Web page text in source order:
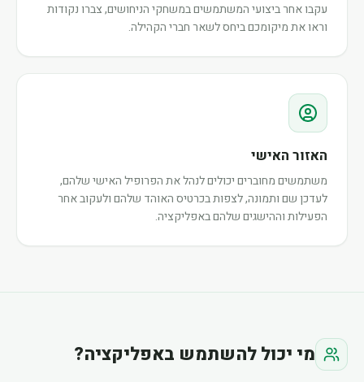
עקבו אחר ביצועי המשתמשים במשחקי הניחושים, צברו נקודות
וראו את מיקומכם ביחס לשאר חברי הקהילה.
האזור האישי
משתמשים מחוברים יכולים לנהל את הפרופיל האישי שלהם,
לעדכן שם ותמונה, לצפות בכרטיס האוהד שלהם ולעקוב אחר
הפעילות וההישגים שלהם באפליקציה.
מי יכול להשתמש באפליקציה?